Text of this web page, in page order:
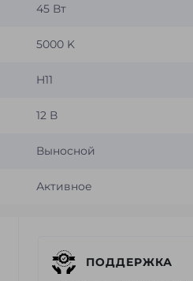
45 Вт
5000 K
H11
12 В
Выносной
Активное
ПОДДЕРЖКА